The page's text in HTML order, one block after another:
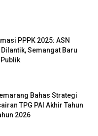
PPPK 2025: ASN
Semangat Baru
Bahas Strategi
TPG PAI Akhir Tahun
2026